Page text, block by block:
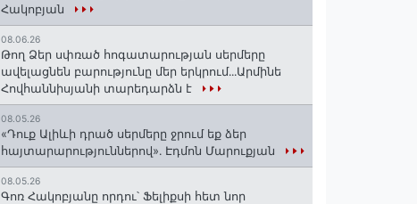
Հակոբյան
08.06.26
Թող Ձեր սփռած հոգատարության սերմերը
ավելացնեն բարությունը մեր երկրում․․․Արմինե
Հովհաննիսյանի տարեդարձն է
08.05.26
«Դուք Ալիևի դրած սերմերը ջրում եք ձեր
հայտարարություններով»․ Էդմոն Մարուքյան
08.05.26
Գոռ Հակոբյանը որդու՝ Ֆելիքսի հետ նոր